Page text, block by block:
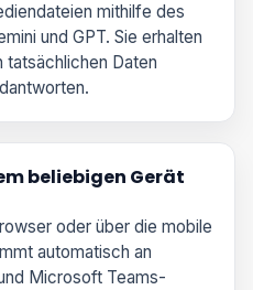
mithilfe des
und GPT. Sie erhalten
tatsächlichen Daten
beliebigen Gerät
oder über die mobile
automatisch an
Microsoft Teams-